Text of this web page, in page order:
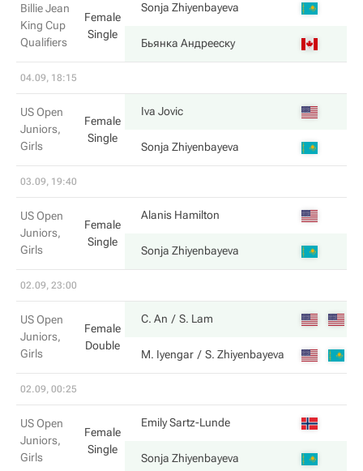
Billie Jean
King Cup
Qualifiers
Female
Single
Sonja Zhiyenbayeva
Бьянка Андрееску
04.09, 18:15
US Open
Juniors,
Girls
Female
Single
Iva Jovic
Sonja Zhiyenbayeva
03.09, 19:40
US Open
Juniors,
Girls
Female
Single
Alanis Hamilton
Sonja Zhiyenbayeva
02.09, 23:00
US Open
Juniors,
Girls
Female
Double
C. An S. Lam
M. Iyengar S. Zhiyenbayeva
02.09, 00:25
US Open
Juniors,
Girls
Female
Single
Emily Sartz-Lunde
Sonja Zhiyenbayeva